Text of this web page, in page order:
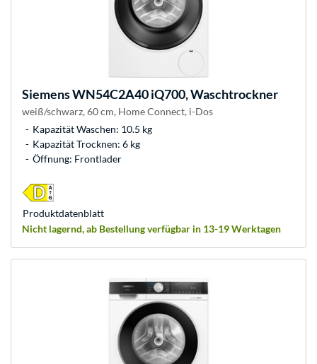
SiemensWN54C2A40 iQ700, Waschtrockner
weiß/schwarz, 60 cm, Home Connect, i-Dos
Kapazität Waschen: 10.5 kg
Kapazität Trocknen: 6 kg
Öffnung: Frontlader
Nicht lagernd, ab Bestellung verfügbar in 13-19 Werktagen
Produkt­datenblatt